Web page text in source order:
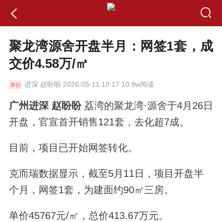
聚龙湾源舍开盘半月：网签1套，成
交价4.58万/㎡
进深 赵盼盼 2026-05-11 10:17 10.9w阅读
广州进深 赵盼盼荔湾的聚龙湾·源舍于4月26日
开盘，官宣首开销售121套，去化超7成。
目前，项目已开始网签转化。
克而瑞数据显示，截至5月11日，项目开盘半
个月，网签1套，为建面约90㎡三房。
单价45767元/㎡，总价413.67万元。